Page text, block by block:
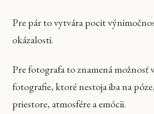
Pre pár to vytvára pocit
okázalosti.
Pre fotografa to znamená možnosť
fotografie, ktoré nestoja iba na
priestore, atmosfére a emócii.